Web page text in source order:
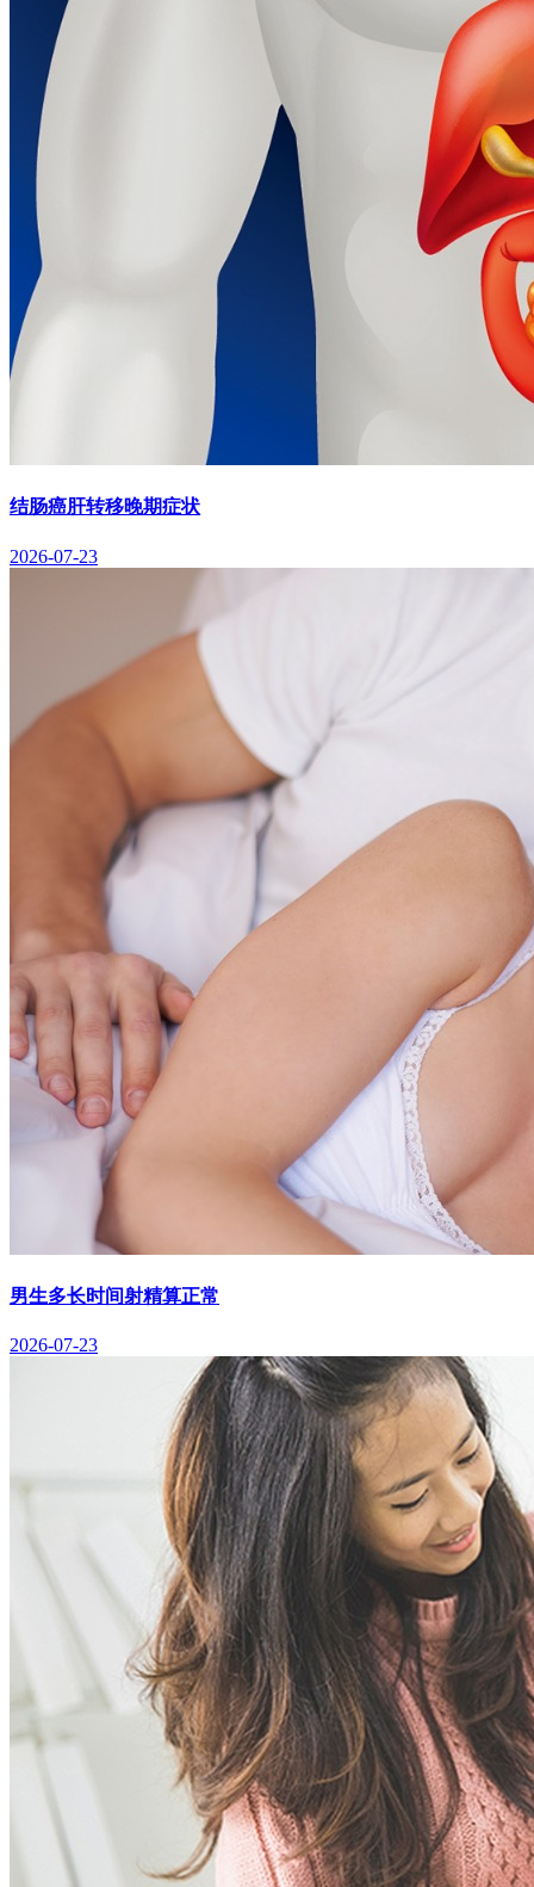
结肠癌肝转移晚期症状
2026-07-23
男生多长时间射精算正常
2026-07-23